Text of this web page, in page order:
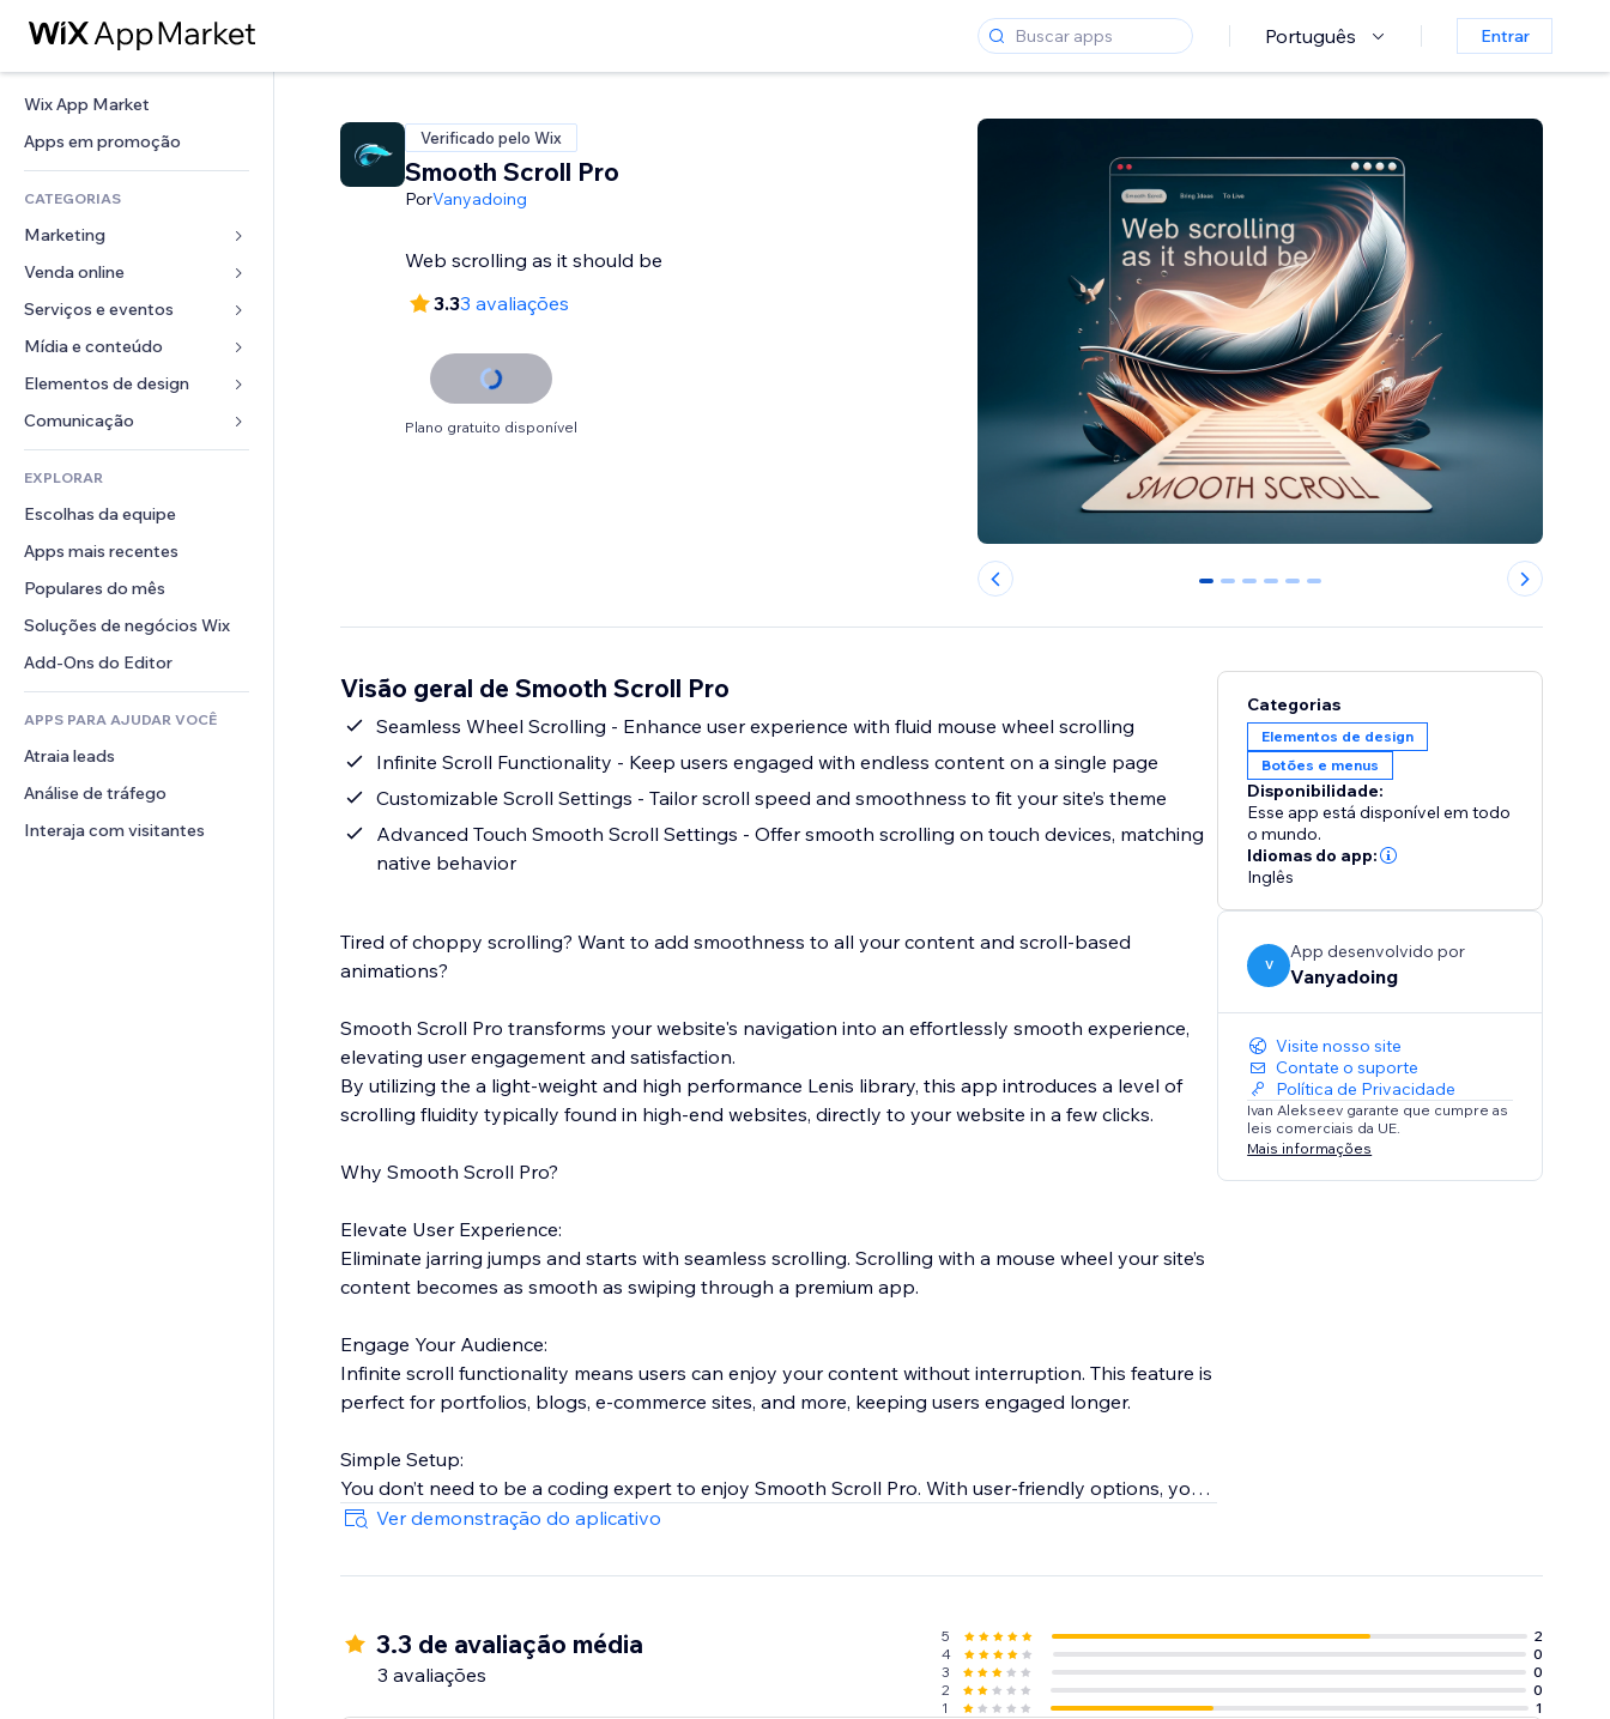
Português Entrar
Wix App Market
Apps em promoção
CATEGORIAS
Marketing
Anúncios
Mobile
Análises
Listas do site
Email
Venda online
Apps para lojas
Frete e entrega
Botões de venda
Contabilidade
Cupons e fidelidade
Soluções de armazenamento
Serviços e eventos
Hotéis
Eventos
Restaurantes
Imobiliária
Meus agendamentos
Mídia e conteúdo
Galeria
Músicas
Podcasts
Fotografia
Vídeo
PDF
Compartilhamento de arquivos
Notícias
Elementos de design
Mapas e navegação
Privacidade e segurança
Relógio
Templates de página
Efeitos de imagem
Botões e menus
Banners e selos
Calculadoras
Busca
Previsão do tempo
Tabelas e gráficos
Formulários
Enquetes
Chat
Comentários
Telefone
Comunidade
Avaliações e depoimentos
CRM
EXPLORAR
Escolhas da equipe
Apps mais recentes
Populares do mês
Soluções de negócios Wix
Add-Ons do Editor
APPS PARA AJUDAR VOCÊ
Atraia leads
Análise de tráfego
Interaja com visitantes
Verificado pelo Wix
Smooth Scroll Pro
PorVanyadoing
Web scrolling as it should be
3.33 avaliações
Plano gratuito disponível
0 1 2 3 4 5
Visão geral de Smooth Scroll Pro
Seamless Wheel Scrolling - Enhance user experience with fluid mouse wheel scrolling
Infinite Scroll Functionality - Keep users engaged with endless content on a single page
Customizable Scroll Settings - Tailor scroll speed and smoothness to fit your site’s theme
Advanced Touch Smooth Scroll Settings - Offer smooth scrolling on touch devices, matching
native behavior
Tired of choppy scrolling? Want to add smoothness to all your content and scroll-based
animations?
Smooth Scroll Pro transforms your website's navigation into an effortlessly smooth experience,
elevating user engagement and satisfaction.
By utilizing the a light-weight and high performance Lenis library, this app introduces a level of
scrolling fluidity typically found in high-end websites, directly to your website in a few clicks.
Why Smooth Scroll Pro?
Elevate User Experience:
Eliminate jarring jumps and starts with seamless scrolling. Scrolling with a mouse wheel your site’s
content becomes as smooth as swiping through a premium app.
Engage Your Audience:
Infinite scroll functionality means users can enjoy your content without interruption. This feature is
perfect for portfolios, blogs, e-commerce sites, and more, keeping users engaged longer.
Simple Setup:
You don’t need to be a coding expert to enjoy Smooth Scroll Pro. With user-friendly options, your
site can be upgraded in minutes.
Why Choose Smooth Scroll Pro?
Because your site deserves the same smooth, responsive scrolling enjoyed by the biggest names
on the web. Add app to your site today and try it yourself.
Ver demonstração do aplicativo
Categorias
Elementos de design
Botões e menus
Disponibilidade:
Esse app está disponível em todo
o mundo.
Idiomas do app:
Inglês
V
App desenvolvido por
Vanyadoing
Visite nosso site
Contate o suporte
Política de Privacidade
Ivan Alekseev garante que cumpre as
leis comerciais da UE.
Mais informações
3.3 de avaliação média
3 avaliações
5
2
4
0
3
0
2
0
1
1